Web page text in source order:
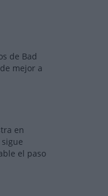
de Bad
mejor a
en
el paso